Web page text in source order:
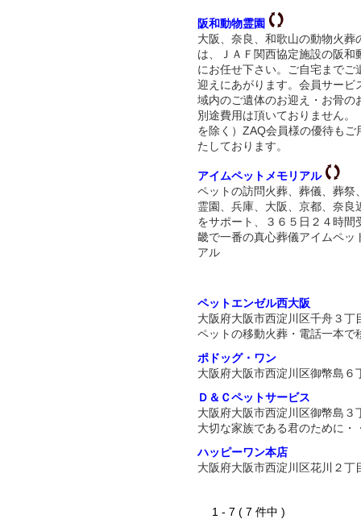
阪和動物霊園
大阪、奈良、和歌山の動物火葬
は、ＪＡＦ関西協定施設の阪和
にお任せ下さい。ご自宅までご
迎えにあがります。会員サービ
域内のご遺体のお迎え・お骨の
別途費用は頂いておりません。
を除く）ZAQ会員様の優待もご
たしております。
アイムペットメモリアル
ペットの訪問火葬、葬儀、葬祭
霊園、兵庫、大阪、京都、奈良
をサポート、３６５日２４時間
畿で一番の真心葬儀アイムペッ
アル
ペットエンゼル西大阪
大阪府大阪市西淀川区千舟３丁
ペットの移動火葬・電話一本で
ポドッグ・ワン
大阪府大阪市西淀川区御幣島６
Ｄ＆Ｃペットサービス
大阪府大阪市西淀川区御幣島３
大切な家族である君のために・
ハッピーワン本店
大阪府大阪市西淀川区花川２丁
1 - 7 ( 7 件中 )